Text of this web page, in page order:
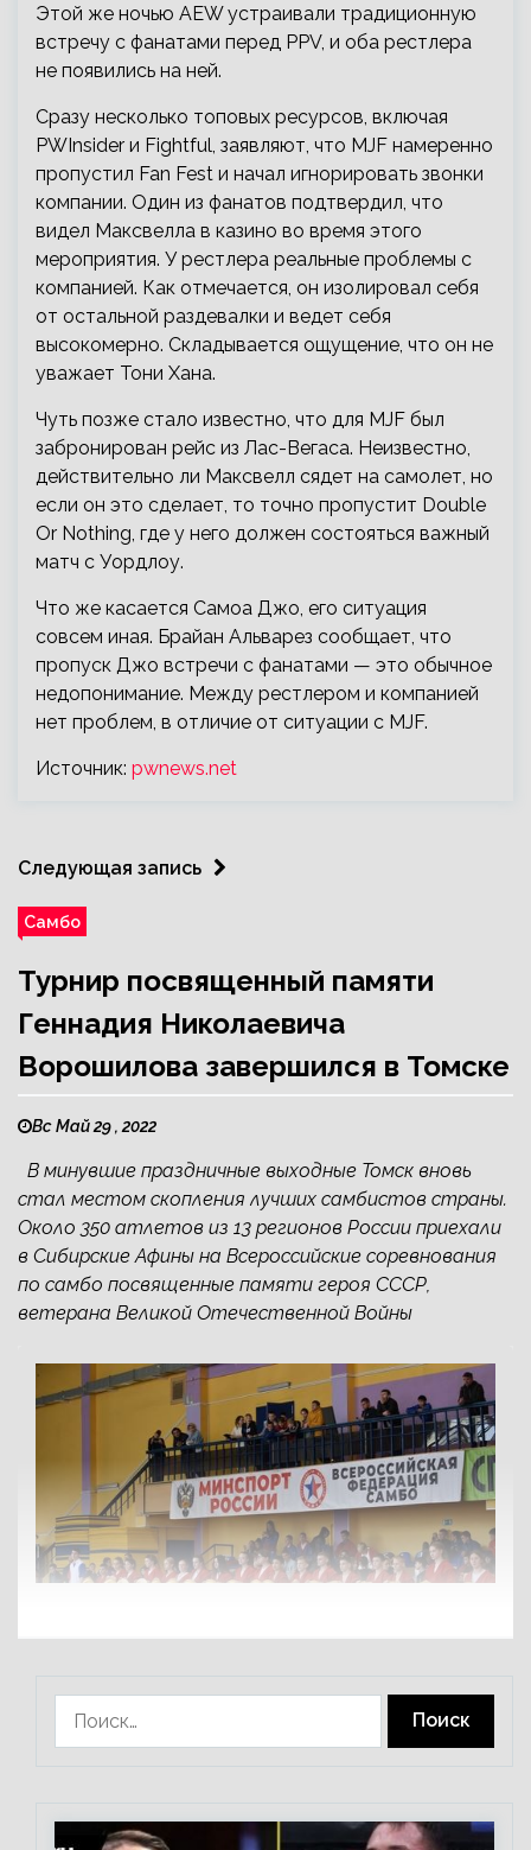
Этой же ночью AEW устраивали традиционную
встречу с фанатами перед PPV, и оба рестлера
не появились на ней.
Сразу несколько топовых ресурсов, включая
PWInsider и Fightful, заявляют, что MJF намеренно
пропустил Fan Fest и начал игнорировать звонки
компании. Один из фанатов подтвердил, что
видел Максвелла в казино во время этого
мероприятия. У рестлера реальные проблемы с
компанией. Как отмечается, он изолировал себя
от остальной раздевалки и ведет себя
высокомерно. Складывается ощущение, что он не
уважает Тони Хана.
Чуть позже стало известно, что для MJF был
забронирован рейс из Лас-Вегаса. Неизвестно,
действительно ли Максвелл сядет на самолет, но
если он это сделает, то точно пропустит Double
Or Nothing, где у него должен состояться важный
матч с Уордлоу.
Что же касается Самоа Джо, его ситуация
совсем иная. Брайан Альварез сообщает, что
пропуск Джо встречи с фанатами — это обычное
недопонимание. Между рестлером и компанией
нет проблем, в отличие от ситуации с MJF.
Источник: pwnews.net
Следующая запись
Самбо
Турнир посвященный памяти
Геннадия Николаевича
Ворошилова завершился в Томске
Вс Май 29 , 2022
В минувшие праздничные выходные Томск вновь
стал местом скопления лучших самбистов страны.
Около 350 атлетов из 13 регионов России приехали
в Сибирские Афины на Всероссийские соревнования
по самбо посвященные памяти героя СССР,
ветерана Великой Отечественной Войны